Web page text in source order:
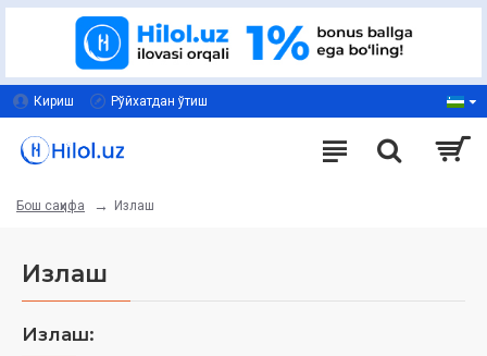
Кириш Рўйхатдан ўтиш
Бош саҳифа Излаш
Излаш
Излаш: